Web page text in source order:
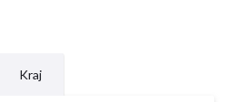
Kraj